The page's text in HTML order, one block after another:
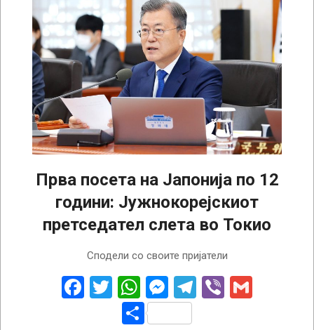
Прва посета на Јапонија по 12
години: Јужнокорејскиот
претседател слета во Токио
Сподели со своите пријатели
Facebook
TwitterWhatsApp
Messenger
Telegram
Viber
Share